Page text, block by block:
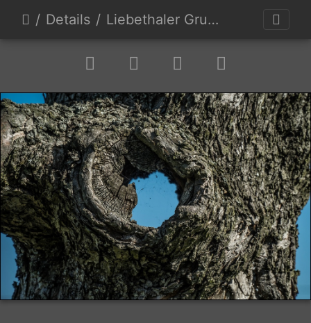
Details Liebethaler Grund und Graupa